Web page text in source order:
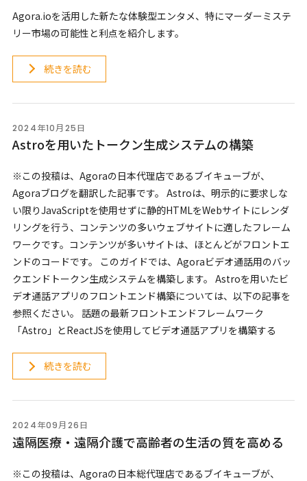
Agora.ioを活用した新たな体験型エンタメ、特にマーダーミステ
リー市場の可能性と利点を紹介します。
続きを読む
2024年10月25日
Astroを用いたトークン生成システムの構築
※この投稿は、Agoraの日本代理店であるブイキューブが、
Agoraブログを翻訳した記事です。 Astroは、明示的に要求しな
い限りJavaScriptを使用せずに静的HTMLをWebサイトにレンダ
リングを行う、コンテンツの多いウェブサイトに適したフレーム
ワークです。コンテンツが多いサイトは、ほとんどがフロントエ
ンドのコードです。 このガイドでは、Agoraビデオ通話用のバッ
クエンドトークン生成システムを構築します。 Astroを用いたビ
デオ通話アプリのフロントエンド構築については、以下の記事を
参照ください。 話題の最新フロントエンドフレームワーク
「Astro」とReactJSを使用してビデオ通話アプリを構築する
続きを読む
2024年09月26日
遠隔医療・遠隔介護で高齢者の生活の質を高める
※この投稿は、Agoraの日本総代理店であるブイキューブが、